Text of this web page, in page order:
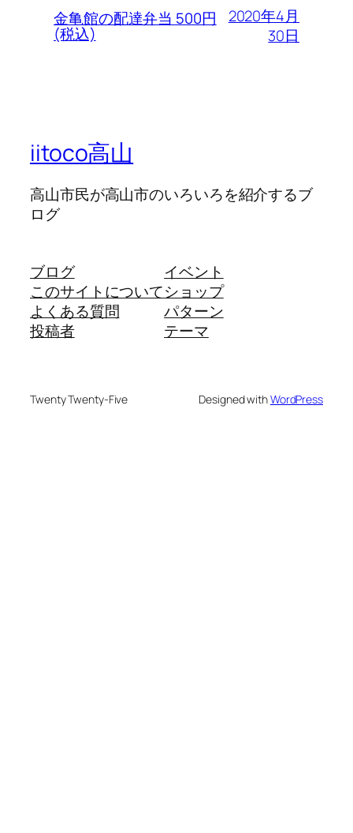
金亀館の配達弁当 500円
(税込)
2020年4月
30日
iitoco高山
高山市民が高山市のいろいろを紹介するブ
ログ
ブログ
このサイトについて
よくある質問
投稿者
イベント
ショップ
パターン
テーマ
Twenty Twenty-Five Designed withWordPress